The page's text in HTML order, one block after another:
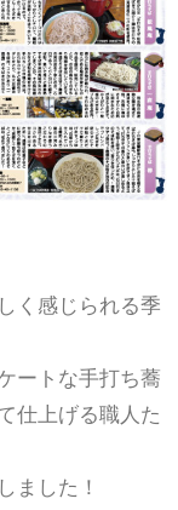
く感じられる季
ートな手打ち蕎
仕上げる職人た
ました！